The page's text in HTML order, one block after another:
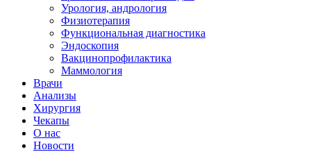
Урология, андрология
Физиотерапия
Функциональная диагностика
Эндоскопия
Вакцинопрофилактика
Маммология
Врачи
Анализы
Хирургия
Чекапы
О нас
Новости